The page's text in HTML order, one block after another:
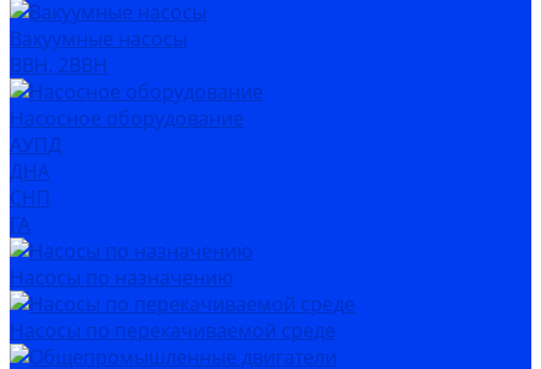
Вакуумные насосы
ВВН, 2ВВН
Насосное оборудование
АУПД
ДНА
СНП
ГА
Насосы по назначению
Насосы по перекачиваемой среде